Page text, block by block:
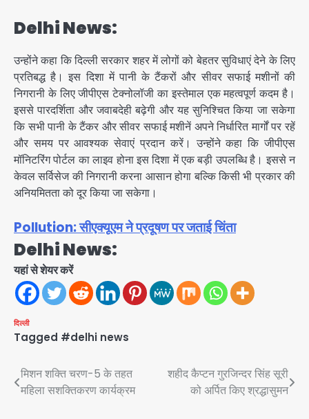
Delhi News:
उन्होंने कहा कि दिल्ली सरकार शहर में लोगों को बेहतर सुविधाएं देने के लिए
प्रतिबद्ध है। इस दिशा में पानी के टैंकरों और सीवर सफाई मशीनों की
निगरानी के लिए जीपीएस टेक्नोलॉजी का इस्तेमाल एक महत्वपूर्ण कदम है।
इससे पारदर्शिता और जवाबदेही बढ़ेगी और यह सुनिश्चित किया जा सकेगा
कि सभी पानी के टैंकर और सीवर सफाई मशीनें अपने निर्धारित मार्गों पर रहें
और समय पर आवश्यक सेवाएं प्रदान करें। उन्होंने कहा कि जीपीएस
मॉनिटरिंग पोर्टल का लाइव होना इस दिशा में एक बड़ी उपलब्धि है। इससे न
केवल सर्विसेज की निगरानी करना आसान होगा बल्कि किसी भी प्रकार की
अनियमितता को दूर किया जा सकेगा।
Pollution: सीएक्यूएम ने प्रदूषण पर जताई चिंता
Delhi News:
यहां से शेयर करें
दिल्ली
Tagged #delhi news
Post
navigation
मिशन शक्ति चरण-5 के तहत
महिला सशक्तिकरण कार्यक्रम
शहीद कैप्टन गुरजिन्दर सिंह सूरी
को अर्पित किए श्रद्धासुमन